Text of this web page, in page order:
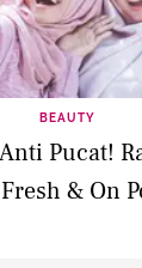
BEAUTY
Pucat!
& On